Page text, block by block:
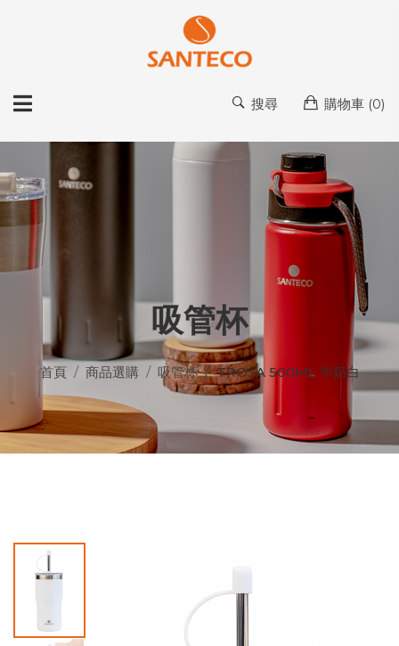
搜尋 購物車 (0)
吸管杯
首頁 商品選購 吸管杯 TROSA 500ML 牛奶白